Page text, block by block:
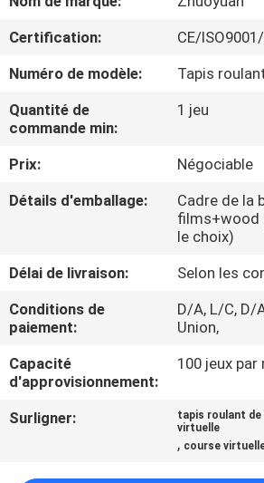
PROPOS
DE
NOUS
VISITE
DE
DE
QUALITÉ
NOUS
Certification:
CE/
Numéro de modèle:
Tapis
Quantité de
commande min:
1 jeu
Prix:
Négociable
Détails d'emballage:
Cadre de la
films+wood
le choix)
Délai de livraison:
Selon les
Conditions de
paiement:
D/A, L/C, D/
Union,
Capacité
d'approvisionnement:
100 jeux par
Surligner:
tapis roulant de
virtuelle
, course